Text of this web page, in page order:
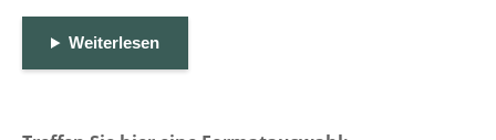
Weiterlesen